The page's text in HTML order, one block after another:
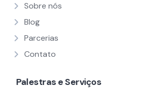
Sobre nós
Blog
Parcerias
Contato
Palestras e Serviços